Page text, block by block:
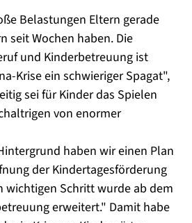
Belastungen Eltern gerade
seit Wochen haben. Die
und Kinderbetreuung ist
Krise ein schwieriger Spagat",
sei für Kinder das Spielen
von enormer
haben wir einen Plan
der Kindertagesförderung
wichtigen Schritt wurde ab dem
erweitert." Damit habe